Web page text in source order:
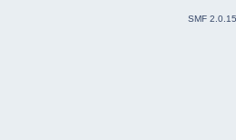
SMF 2.0.15